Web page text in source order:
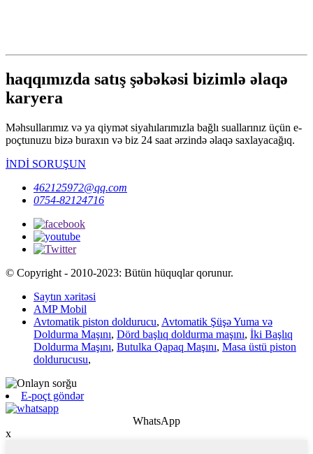
haqqımızda satış şəbəkəsi bizimlə əlaqə
karyera
Məhsullarımız və ya qiymət siyahılarımızla bağlı suallarınız üçün e-
poçtunuzu bizə buraxın və biz 24 saat ərzində əlaqə saxlayacağıq.
İNDİ SORUŞUN
462125972@qq.com
0754-82124716
© Copyright - 2010-2023: Bütün hüquqlar qorunur.
Saytın xəritəsi
AMP Mobil
Avtomatik piston doldurucu, Avtomatik Şüşə Yuma və
Doldurma Maşını, Dörd başlıq doldurma maşını, İki Başlıq
Doldurma Maşını, Butulka Qapaq Maşını, Masa üstü piston
doldurucusu,
E-poçt göndər
WhatsApp
x